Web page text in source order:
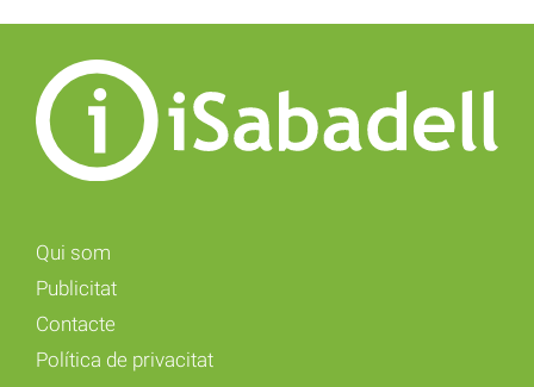
Qui som
Publicitat
Contacte
Política de privacitat